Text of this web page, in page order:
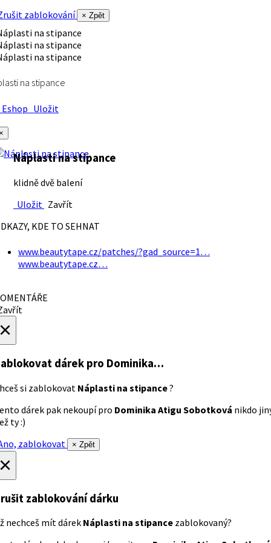
zablokování
× Zpět
na stipance
Uložit
Náplasti na stipance
klidně dvě balení
Uložit Zavřít
KDE TO SEHNAT
www.beautytape.cz/patches/?gad_source=1…
www.beautytape.cz…
dárek pro Dominika…
si zablokovat Náplasti na stipance?
dárek pak nekoupí pro Dominika Atigu Sobotková nikdo
ty :)
zablokovat
× Zpět
zablokování dárku
nechceš mít dárek Náplasti na stipance zablokovaný?